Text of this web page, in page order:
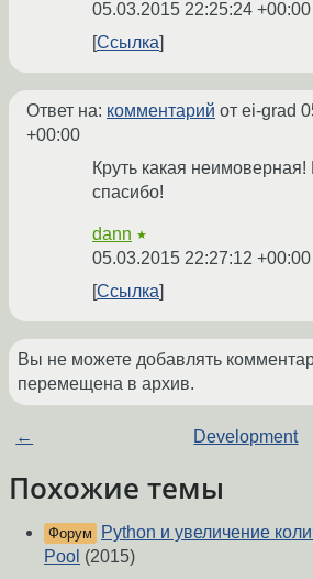
05.03.2015 22:25:24 +00:00
Ссылка
Ответ на: комментарий от ei-grad
+00:00
Круть какая
спасибо!
dann ★
05.03.2015 22:27:12 +00:00
Ссылка
Вы не можете добавлять
перемещена в архив.
← Development
Похожие темы
Форум
Python и увеличение
Pool (2015)